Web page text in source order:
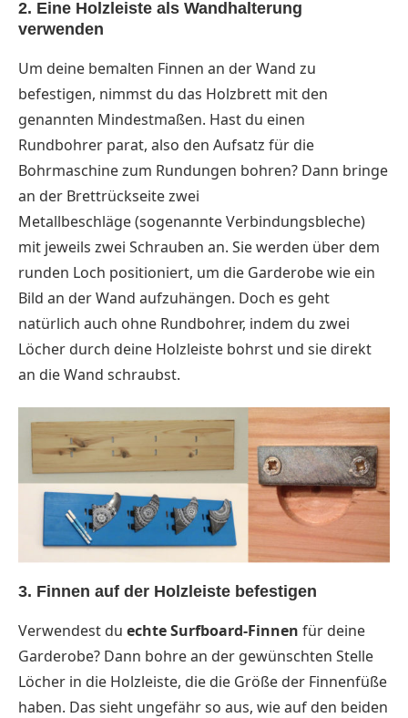
2. Eine Holzleiste als Wandhalterung
verwenden
Um deine bemalten Finnen an der Wand zu
befestigen, nimmst du das Holzbrett mit den
genannten Mindestmaßen. Hast du einen
Rundbohrer parat, also den Aufsatz für die
Bohrmaschine zum Rundungen bohren? Dann bringe
an der Brettrückseite zwei
Metallbeschläge (sogenannte Verbindungsbleche)
mit jeweils zwei Schrauben an. Sie werden über dem
runden Loch positioniert, um die Garderobe wie ein
Bild an der Wand aufzuhängen. Doch es geht
natürlich auch ohne Rundbohrer, indem du zwei
Löcher durch deine Holzleiste bohrst und sie direkt
an die Wand schraubst.
3. Finnen auf der Holzleiste befestigen
Verwendest du echte Surfboard-Finnen für deine
Garderobe? Dann bohre an der gewünschten Stelle
Löcher in die Holzleiste, die die Größe der Finnenfüße
haben. Das sieht ungefähr so aus, wie auf den beiden